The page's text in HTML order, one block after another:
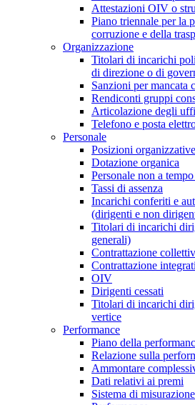
Attestazioni OIV o
Piano triennale per la
corruzione e della
Organizzazione
Titolari di incarichi
di direzione o di
Sanzioni per mancata
Rendiconti gruppi
Articolazione degli
Telefono e posta
Personale
Posizioni organizzative
Dotazione organica
Personale non a
Tassi di assenza
Incarichi conferiti e
(dirigenti e non
Titolari di incarichi
generali)
Contrattazione
Contrattazione
OIV
Dirigenti cessati
Titolari di incarichi
vertice
Performance
Piano della
Relazione sulla
Ammontare
Dati relativi ai premi
Sistema di